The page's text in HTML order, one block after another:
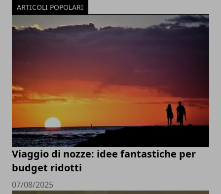
ARTICOLI POPOLARI
Viaggio di nozze: idee fantastiche per
budget ridotti
07/08/2025